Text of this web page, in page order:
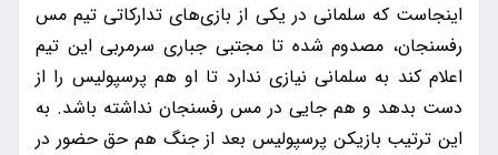
اینجاست که سلمانی در یکی از بازی‌های تدارکاتی تیم مس
رفسنجان، مصدوم شده تا مجتبی جباری سرمربی این تیم
اعلام کند به سلمانی نیازی ندارد تا او هم پرسپولیس را از
دست بدهد و هم جایی در مس رفسنجان نداشته باشد. به
این ترتیب بازیکن پرسپولیس بعد از جنگ هم حق حضور در